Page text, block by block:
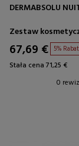
DERMABSOLU
Zestaw
67,69 € 5% Rabat
Stała cena 71,25 €
0